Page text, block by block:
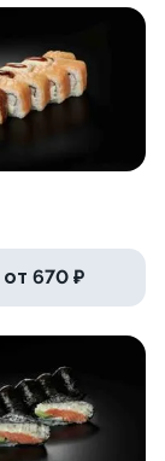
от 670 ₽